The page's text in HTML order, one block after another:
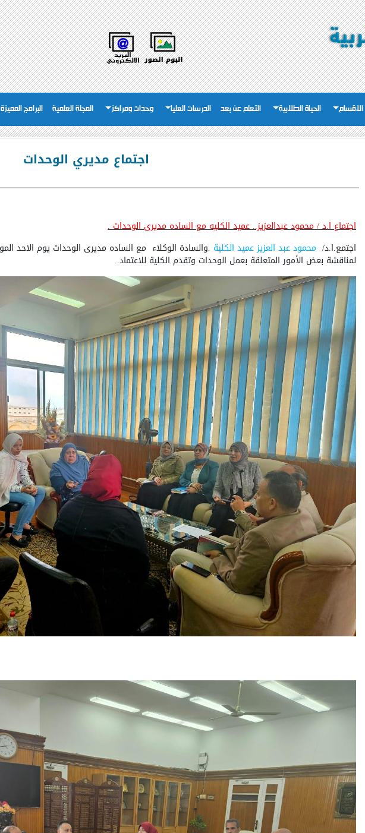
الاقسام الحياة الطلابية التعلم عن بعد الدرسات العليا وحدات ومراكز المجلة العلمية البرامج المميزة
اجتماع مديري الوحدات
اجتماع ا.د / محمود عبدالعزيز.. عميد الكليه مع الساده مديرى الوحدات .
اجتمع.ا.د/ محمود عبد العزيز عميد الكلية .والسادة الوكلاء
لمناقشة بعض الأمور المتعلقة بعمل الوحدات وتقدم الكلية للاعتماد.